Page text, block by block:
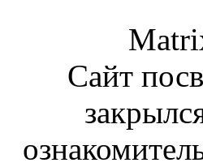
Сайт